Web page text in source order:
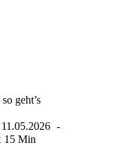
geht’s
11.05.2026
15 Min